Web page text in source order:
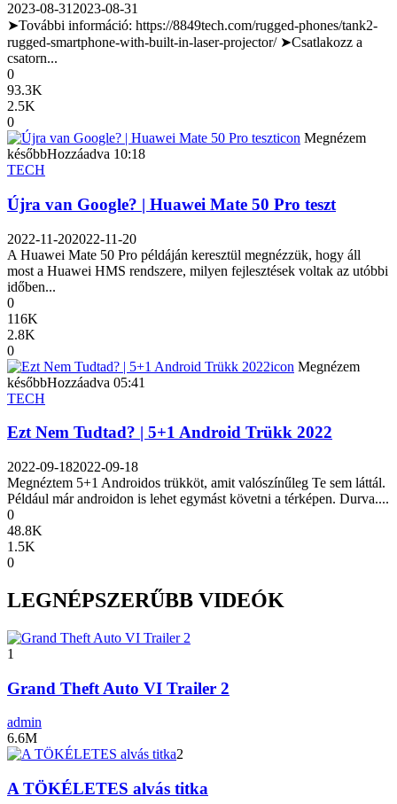
2023-08-31 2023-08-31
➤További információ: https://8849tech.com/rugged-phones/tank2-
rugged-smartphone-with-built-in-laser-projector/ ➤Csatlakozz a
csatorn...
0
93.3K
2.5K
0
icon Megnézem
későbbHozzáadva 10:18
TECH
Újra van Google? | Huawei Mate 50 Pro teszt
2022-11-202022-11-20
A Huawei Mate 50 Pro példáján keresztül megnézzük, hogy áll
most a Huawei HMS rendszere, milyen fejlesztések voltak az utóbbi
időben...
0
116K
2.8K
0
icon Megnézem
későbbHozzáadva 05:41
TECH
Ezt Nem Tudtad? | 5+1 Android Trükk 2022
2022-09-182022-09-18
Megnéztem 5+1 Androidos trükköt, amit valószínűleg Te sem láttál.
Például már androidon is lehet egymást követni a térképen. Durva....
0
48.8K
1.5K
0
LEGNÉPSZERŰBB VIDEÓK
1
Grand Theft Auto VI Trailer 2
admin
6.6M
2
A TÖKÉLETES alvás titka